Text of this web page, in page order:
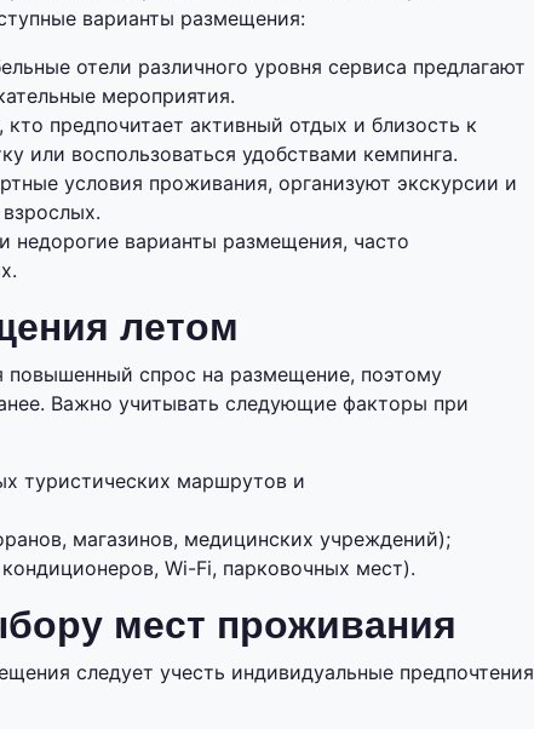
варианты размещения:
отели различного уровня сервиса предлагают
мероприятия.
кто предпочитает активный отдых и близость к
или воспользоваться удобствами кемпинга.
условия проживания, организуют экскурсии и
недорогие варианты размещения, часто
летом
повышенный спрос на размещение, поэтому
Важно учитывать следующие факторы при
туристических маршрутов и
магазинов, медицинских учреждений);
Wi-Fi, парковочных мест).
мест проживания
следует учесть индивидуальные предпочтения